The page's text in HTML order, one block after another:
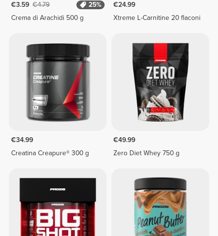
€3.59 €4.79
25%
Crema di Arachidi 500 g
€24.99
Xtreme L-Carnitine 20 flaconi
€34.99
Creatina Creapure® 300 g
€49.99
Zero Diet Whey 750 g